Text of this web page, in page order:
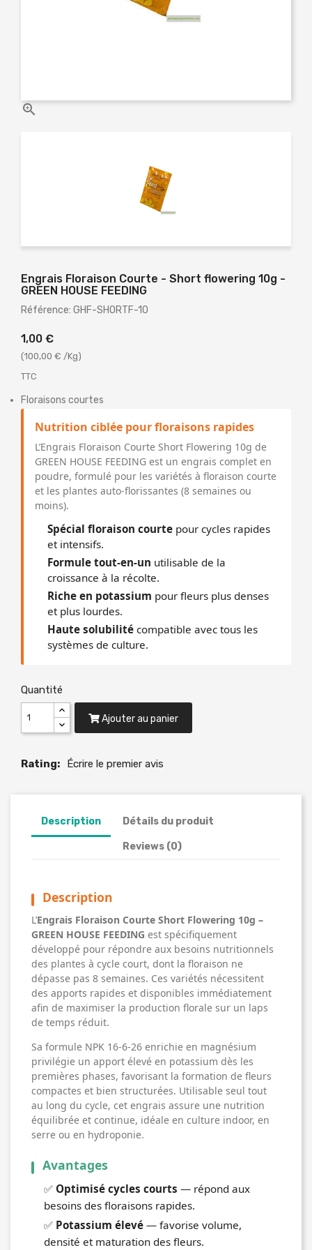

Engrais Floraison Courte - Short flowering 10g -
GREEN HOUSE FEEDING
Référence: GHF-SHORTF-10
1,00 €
(100,00 € /Kg)
TTC
Floraisons courtes
Nutrition ciblée pour floraisons rapides
L’Engrais Floraison Courte Short Flowering 10g de
GREEN HOUSE FEEDING est un engrais complet en
poudre, formulé pour les variétés à floraison courte
et les plantes auto-florissantes (8 semaines ou
moins).
Spécial floraison courte pour cycles rapides
et intensifs.
Formule tout-en-un utilisable de la
croissance à la récolte.
Riche en potassium pour fleurs plus denses
et plus lourdes.
Haute solubilité compatible avec tous les
systèmes de culture.
Quantité
Ajouter au panier
Rating: Écrire le premier avis
Description Détails du produit
Reviews (0)
Description
L’Engrais Floraison Courte Short Flowering 10g –
GREEN HOUSE FEEDING est spécifiquement
développé pour répondre aux besoins nutritionnels
des plantes à cycle court, dont la floraison ne
dépasse pas 8 semaines. Ces variétés nécessitent
des apports rapides et disponibles immédiatement
afin de maximiser la production florale sur un laps
de temps réduit.
Sa formule NPK 16-6-26 enrichie en magnésium
privilégie un apport élevé en potassium dès les
premières phases, favorisant la formation de fleurs
compactes et bien structurées. Utilisable seul tout
au long du cycle, cet engrais assure une nutrition
équilibrée et continue, idéale en culture indoor, en
serre ou en hydroponie.
Avantages
✅ Optimisé cycles courts — répond aux
besoins des floraisons rapides.
✅ Potassium élevé — favorise volume,
densité et maturation des fleurs.